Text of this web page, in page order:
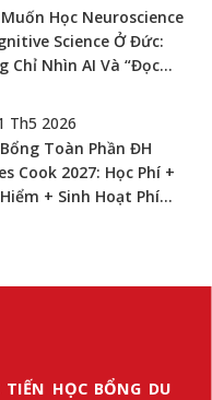
Học Neuroscience
Science Ở Đức:
Chỉ Nhìn AI Và “Đọc
Của Năm Nhất Trước
Th5 2026
Toàn Phần ĐH
Cook 2027: Học Phí +
+ Sinh Hoạt Phí
HỌC BỔNG DU